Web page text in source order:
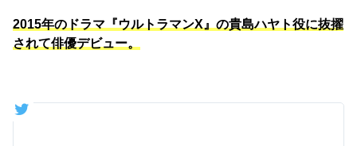
2015年のドラマ『ウルトラマンX』の貴島ハヤト役に抜擢
されて俳優デビュー。